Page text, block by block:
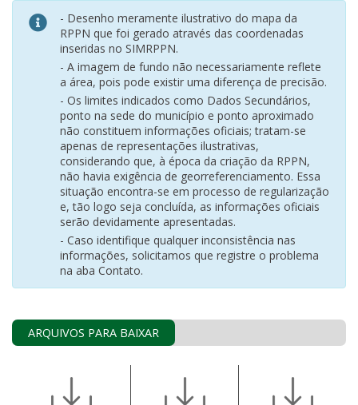
- Desenho meramente ilustrativo do mapa da
RPPN que foi gerado através das coordenadas
inseridas no SIMRPPN.
- A imagem de fundo não necessariamente reflete
a área, pois pode existir uma diferença de precisão.
- Os limites indicados como Dados Secundários,
ponto na sede do município e ponto aproximado
não constituem informações oficiais; tratam-se
apenas de representações ilustrativas,
considerando que, à época da criação da RPPN,
não havia exigência de georreferenciamento. Essa
situação encontra-se em processo de regularização
e, tão logo seja concluída, as informações oficiais
serão devidamente apresentadas.
- Caso identifique qualquer inconsistência nas
informações, solicitamos que registre o problema
na aba Contato.
ARQUIVOS PARA BAIXAR